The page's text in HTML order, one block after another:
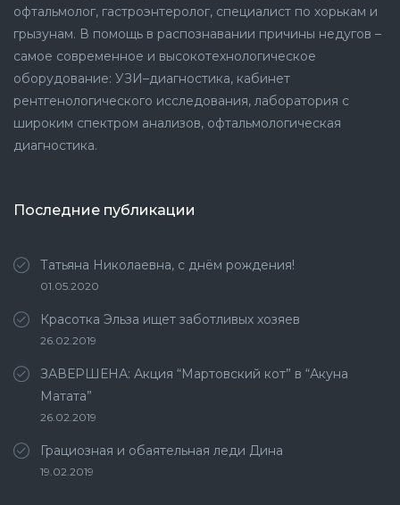
офтальмолог, гастроэнтеролог, специалист по хорькам и
грызунам. В помощь в распознавании причины недугов –
самое современное и высокотехнологическое
оборудование: УЗИ–диагностика, кабинет
рентгенологического исследования, лаборатория с
широким спектром анализов, офтальмологическая
диагностика.
Последние публикации
Татьяна Николаевна, с днём рождения!
01.05.2020
Красотка Эльза ищет заботливых хозяев
26.02.2019
ЗАВЕРШЕНА: Акция “Мартовский кот” в “Акуна
Матата”
26.02.2019
Грациозная и обаятельная леди Дина
19.02.2019